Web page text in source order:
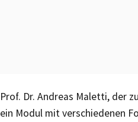
Prof. Dr. Andreas Maletti, der
ein Modul mit verschiedenen